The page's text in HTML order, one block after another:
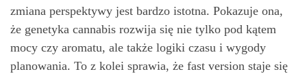
zmiana perspektywy jest bardzo istotna. Pokazuje ona,
że genetyka cannabis rozwija się nie tylko pod kątem
mocy czy aromatu, ale także logiki czasu i wygody
planowania. To z kolei sprawia, że fast version staje się